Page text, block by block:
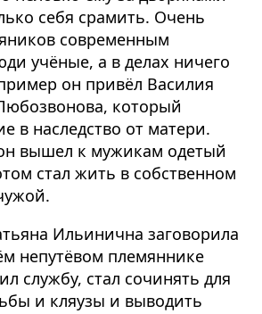
себя срамить. Очень
современным
учёные, а в делах ничего
он привёл Василия
который
в наследство от матери.
вышел к мужикам одетый
стал жить в собственном
Ильинична заговорила
непутёвом племяннике
службу, стал сочинять для
и кляузы и выводить